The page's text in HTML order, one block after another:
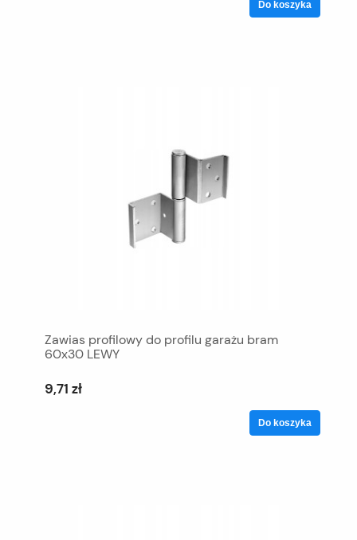
Do koszyka
Zawias profilowy do profilu garażu bram
60x30 LEWY
9,71 zł
Do koszyka